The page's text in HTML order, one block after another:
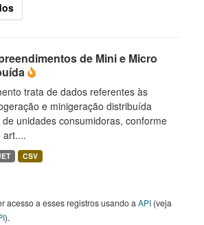
de Mini e Micro
trata de dados referentes às
e minigeração distribuída
unidades consumidoras, conforme
art....
CSV
acesso a esses registros usando a API (veja
).